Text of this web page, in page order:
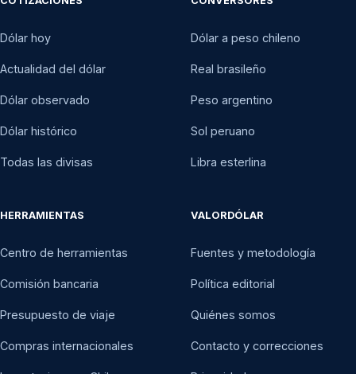
Dólar hoy
Actualidad del dólar
Dólar observado
Dólar histórico
Todas las divisas
Dólar a peso chileno
Real brasileño
Peso argentino
Sol peruano
Libra esterlina
HERRAMIENTAS
Centro de herramientas
Comisión bancaria
Presupuesto de viaje
Compras internacionales
VALORDÓLAR
Fuentes y metodología
Política editorial
Quiénes somos
Contacto y correcciones